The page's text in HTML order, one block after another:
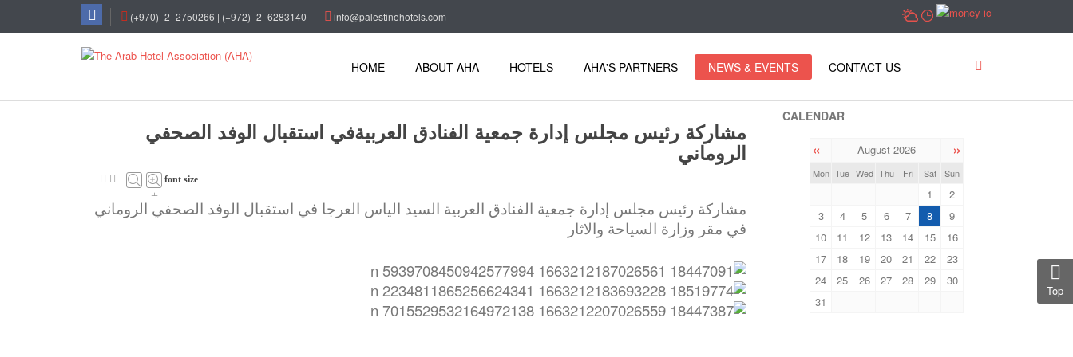
(+970) 2 2750266 | (+972) 2 6283140 info@palestinehotels.com
HOME ABOUT AHA HOTELS AHA'S PARTNERS NEWS & EVENTS CONTACT US
مشاركة رئيس مجلس إدارة جمعية الفنادق العربيةفي استقبال الوفد الصحفي
الروماني
font size
+
مشاركة رئيس مجلس إدارة جمعية الفنادق العربية السيد الياس العرجا في استقبال الوفد الصحفي الروماني
في مقر وزارة السياحة والاثار
CALENDAR
« August 2026 »
Mon Tue Wed Thu Fri Sat Sun
1
2
3
4 5 6 7 8
9
10
11 12 13 14 15
16
17
18 19 20 21 22
23
24
25 26 27 28 29
30
31
Top